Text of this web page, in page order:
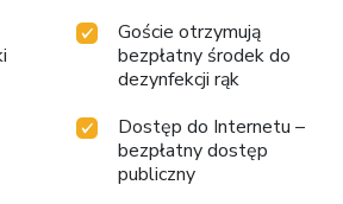
Goście otrzymują
bezpłatny środek do
dezynfekcji rąk
Dostęp do Internetu –
bezpłatny dostęp
publiczny